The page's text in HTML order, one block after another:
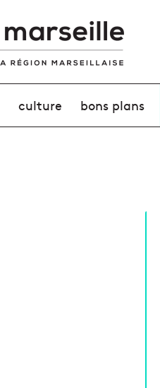
culture bons plans